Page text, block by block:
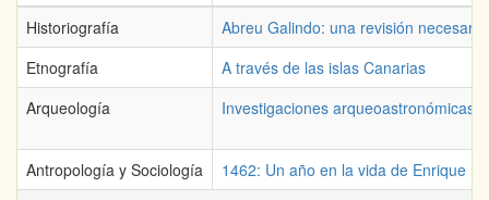
Historiografía
Abreu Galindo: una revisión
Etnografía
A través de las islas Canarias
Arqueología
Investigaciones arqueoastronómicas
Antropología y Sociología 1462: Un año en la vida de Enrique